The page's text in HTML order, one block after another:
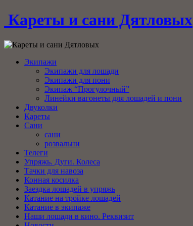
Кареты и сани Дятловых
Экипажи
Экипажи для лошади
Экипажи для пони
Экипаж “Прогулочный”
Линейки вагонеты для лошадей и пони
Двуколки
Кареты
Сани
сани
розвальни
Телеги
Упряжь. Дуги. Колеса
Тачки для навоза
Конная косилка
Заездка лошадей в упряжь
Катание на тройке лошадей
Катание в экипаже
Наши лошади в кино. Реквизит